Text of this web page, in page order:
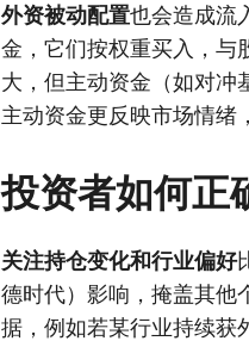
外资被动配置也会造成流
金，它们按权重买入，与
大，但主动资金（如对冲
主动资金更反映市场情绪
投资者如何正
关注持仓变化和行业偏好
德时代）影响，掩盖其他
据，例如若某行业持续获